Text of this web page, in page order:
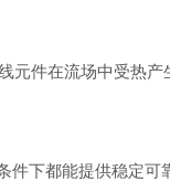
元件在流场中受热
下都能提供稳定